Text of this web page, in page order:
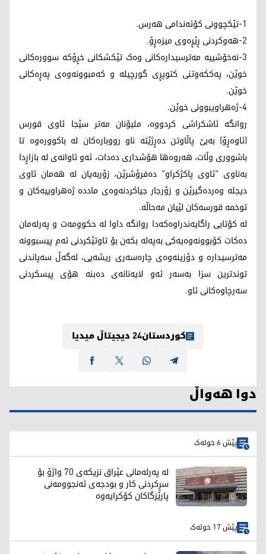
1-تێکچوونی کۆئەندامی هەرس.
2-هەوکردنی ڕێڕەوی میزەڕۆ.
3-نەخۆشییە مەترسیدارەکانی وەک تێکشکانی خڕۆکە سوورەکانی
خوێن، پەککەوتنی کتوپڕی گورچیلە و کەمبوونەوەی پەڕەکانی
خوێن.
4-ژەهراویبوونی خوێن.
روانگە ئاشکراشی کردووە، ملیۆنان مەتر سێجا ئاوی قورس
(ئاوەڕۆ) بەبێ پاڵاوتن دەڕژێتە ناو رووبارەکان لە باکوورەوە تا
باشووری وڵات، هەروەها هۆشداری دەدات، ئەو ئاوانەی لە بازاڕدا
بەناوی "ئاوی پاکژکراو" دەفرۆشرێن، زۆربەیان لە هەمان ئاوی
دیجلە وەردەگیرێن و زۆرجار جیاکردنەوەی ماددە ژەهراوییەکان و
توخمە قورسەکان لێیان مەحاڵە.
لە کۆتایی راگایەندراوەکەدا روانگە داوا لە حکوومەت و پەرلەمان
دەکات کۆبوونەوەیەکی بەپەلە بکەن بۆ تاوتێکردنی ئەم پیسبوونە
مەترسیدارە و دۆزینەوەی چارەسەری ریشەیی، لەگەڵ سەپاندنی
توندترین سزا بەسەر ئەو لایەنانەی دەبنە هۆی پیسکردنی
سەرچاوەکانی ئاو.
کوردستان24 دیجیتاڵ میدیا
دوا هەواڵ
پێش 6 خولەک
لە پەرلەمانی عێراق نزیکەی 70 واژۆ بۆ
سڕکردنی کار و بودجەی ئەنجوومەنی
پارێزگاکان کۆکرایەوە
پێش 17 خولەک